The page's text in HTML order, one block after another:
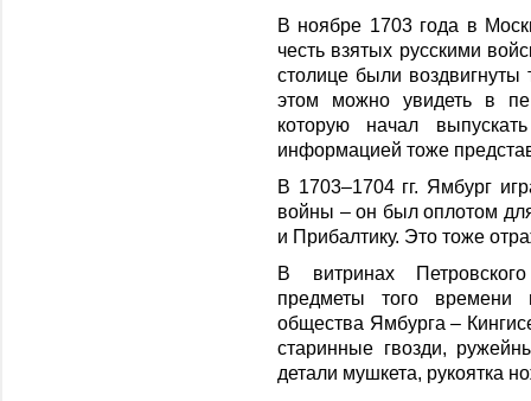
В ноябре 1703 года в
честь взятых русскими
столице были
этом можно увидеть в
которую начал
информацией тоже
В 1703–1704 гг. Ямбург
войны – он был оплотом
и Прибалтику. Это тоже
В витринах
предметы того времени
общества Ямбурга –
старинные гвозди,
детали мушкета, рукоятка